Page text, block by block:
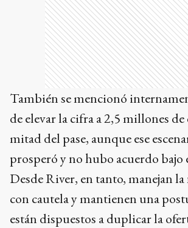
También se mencionó
de elevar la cifra a 2,5 millones
mitad del pase, aunque ese
prosperó y no hubo acuerdo bajo
Desde River, en tanto, manejan
con cautela y mantienen una
están dispuestos a duplicar la